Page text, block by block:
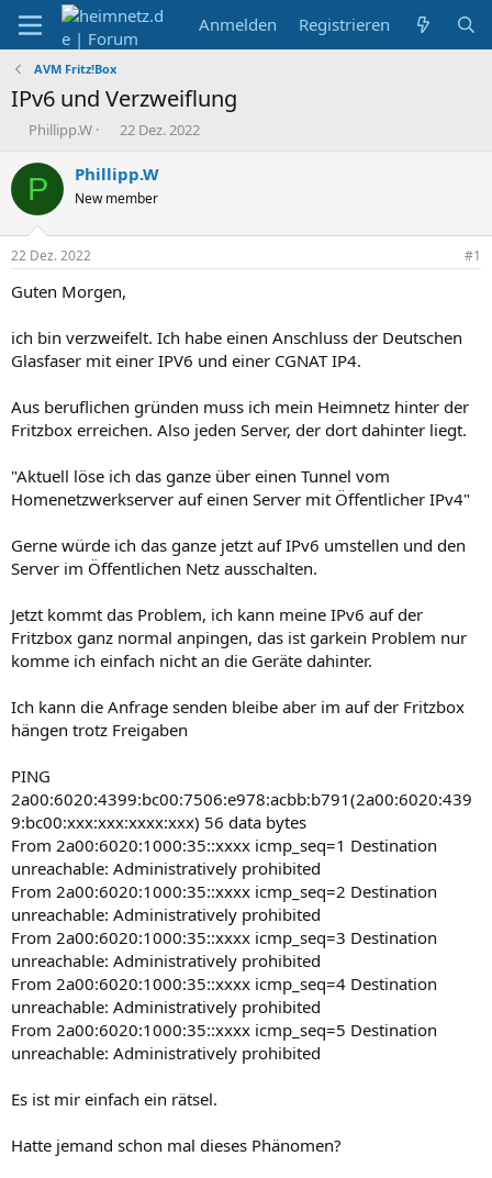
Anmelden Registrieren
AVM Fritz!Box
IPv6 und Verzweiflung
E
s
e
r
Phillipp.W
E
s
t
e
t
a
m
22 Dez. 2022
P Phillipp.W
New member
22 Dez. 2022 #1
Guten Morgen,
ich bin verzweifelt. Ich habe einen Anschluss der Deutschen
Glasfaser mit einer IPV6 und einer CGNAT IP4.
Aus beruflichen gründen muss ich mein Heimnetz hinter der
Fritzbox erreichen. Also jeden Server, der dort dahinter liegt.
"Aktuell löse ich das ganze über einen Tunnel vom
Homenetzwerkserver auf einen Server mit Öffentlicher IPv4"
Gerne würde ich das ganze jetzt auf IPv6 umstellen und den
Server im Öffentlichen Netz ausschalten.
Jetzt kommt das Problem, ich kann meine IPv6 auf der
Fritzbox ganz normal anpingen, das ist garkein Problem nur
komme ich einfach nicht an die Geräte dahinter.
Ich kann die Anfrage senden bleibe aber im auf der Fritzbox
hängen trotz Freigaben
PING
2a00:6020:4399:bc00:7506:e978:acbb:b791(2a00:6020:439
9:bc00:xxx:xxx:xxxx:xxx) 56 data bytes
From 2a00:6020:1000:35::xxxx icmp_seq=1 Destination
unreachable: Administratively prohibited
From 2a00:6020:1000:35::xxxx icmp_seq=2 Destination
unreachable: Administratively prohibited
From 2a00:6020:1000:35::xxxx icmp_seq=3 Destination
unreachable: Administratively prohibited
From 2a00:6020:1000:35::xxxx icmp_seq=4 Destination
unreachable: Administratively prohibited
From 2a00:6020:1000:35::xxxx icmp_seq=5 Destination
unreachable: Administratively prohibited
Es ist mir einfach ein rätsel.
Hatte jemand schon mal dieses Phänomen?